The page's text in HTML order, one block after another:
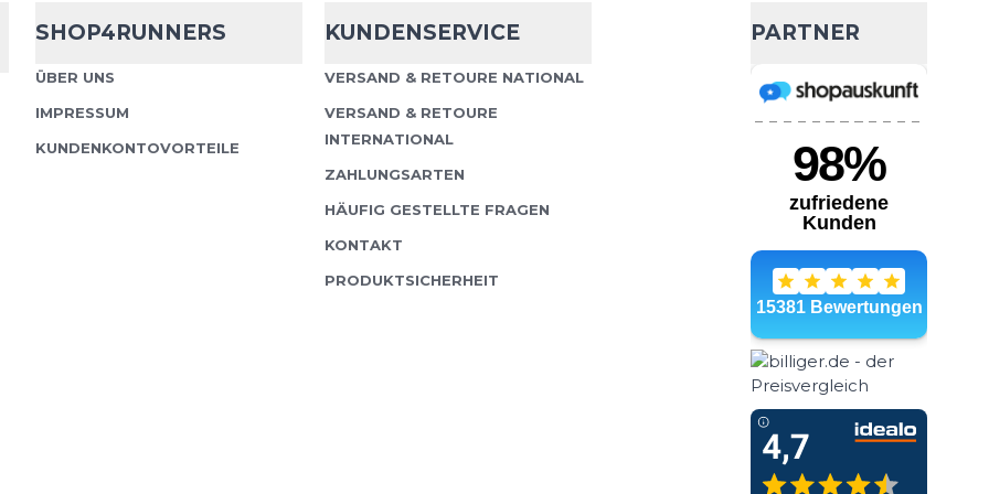
SHOP4RUNNERS
ÜBER UNS
IMPRESSUM
KUNDENKONTOVORTEILE
KUNDENSERVICE
VERSAND & RETOURE NATIONAL
VERSAND & RETOURE
INTERNATIONAL
ZAHLUNGSARTEN
HÄUFIG GESTELLTE FRAGEN
KONTAKT
PRODUKTSICHERHEIT
PARTNER